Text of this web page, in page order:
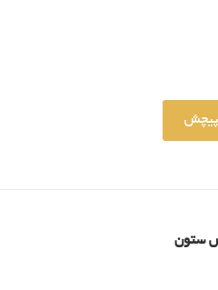
پیچش
ستون